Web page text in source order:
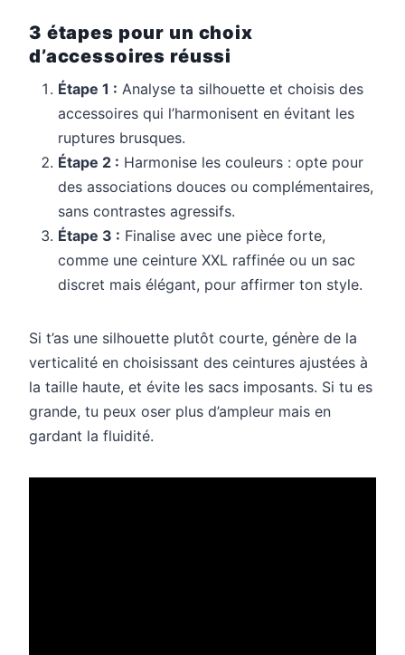
3 étapes pour un choix
d’accessoires réussi
Étape 1 : Analyse ta silhouette et choisis des
accessoires qui l’harmonisent en évitant les
ruptures brusques.
Étape 2 : Harmonise les couleurs : opte pour
des associations douces ou complémentaires,
sans contrastes agressifs.
Étape 3 : Finalise avec une pièce forte,
comme une ceinture XXL raffinée ou un sac
discret mais élégant, pour affirmer ton style.
Si t’as une silhouette plutôt courte, génère de la
verticalité en choisissant des ceintures ajustées à
la taille haute, et évite les sacs imposants. Si tu es
grande, tu peux oser plus d’ampleur mais en
gardant la fluidité.